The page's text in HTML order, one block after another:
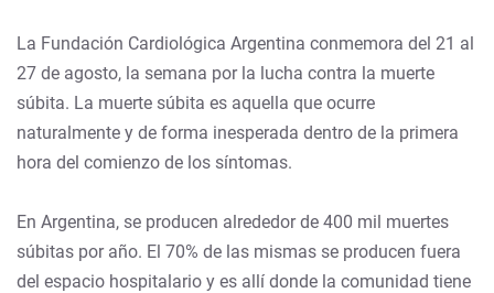
La Fundación Cardiológica Argentina conmemora del 21 al
27 de agosto, la semana por la lucha contra la muerte
súbita. La muerte súbita es aquella que ocurre
naturalmente y de forma inesperada dentro de la primera
hora del comienzo de los síntomas.
En Argentina, se producen alrededor de 400 mil muertes
súbitas por año. El 70% de las mismas se producen fuera
del espacio hospitalario y es allí donde la comunidad tiene